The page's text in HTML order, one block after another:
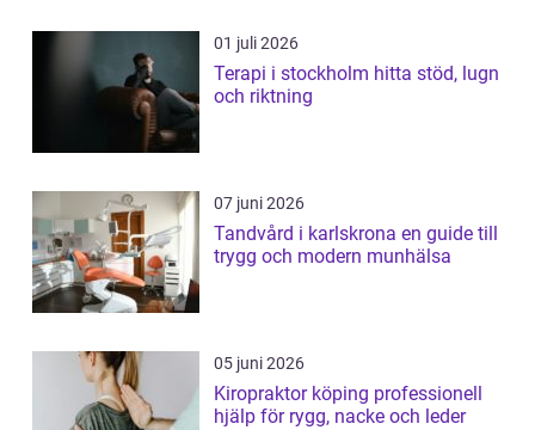
01 juli 2026
Terapi i stockholm hitta stöd, lugn
och riktning
07 juni 2026
Tandvård i karlskrona en guide till
trygg och modern munhälsa
05 juni 2026
Kiropraktor köping professionell
hjälp för rygg, nacke och leder